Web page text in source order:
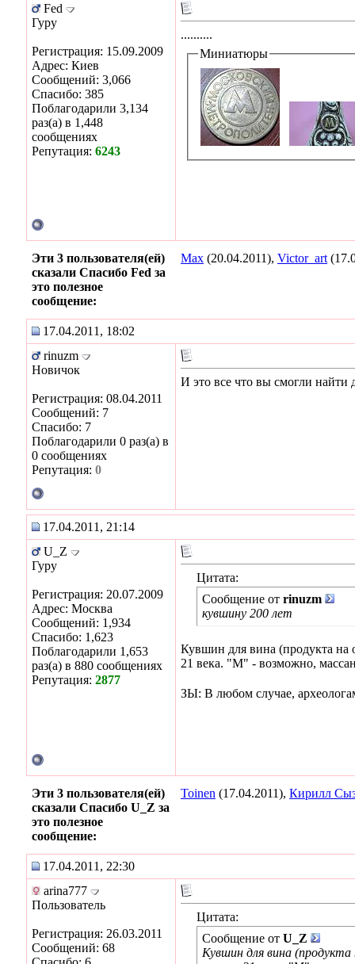
Fed
Гуру
Регистрация: 15.09.2009
Адрес: Киев
Сообщений: 3,066
Спасибо: 385
Поблагодарили 3,134
раз(а) в 1,448
сообщениях
Репутация: 6243
..........
Миниатюры
Эти 3 пользователя(ей)
сказали Спасибо Fed за
это полезное
сообщение:
Max (20.04.2011), Victor_art
17.04.2011, 18:02
rinuzm
Новичок
Регистрация: 08.04.2011
Сообщений: 7
Спасибо: 7
Поблагодарили 0 раз(а) в
0 сообщениях
Репутация: 0
И это все что вы смогли найти
17.04.2011, 21:14
U_Z
Гуру
Регистрация: 20.07.2009
Адрес: Москва
Сообщений: 1,934
Спасибо: 1,623
Поблагодарили 1,653
раз(а) в 880 сообщениях
Репутация: 2877
Цитата:
Сообщение от rinuzm
кувшину 200 лет
Кувшин для вина (продукта на
21 века. "М" - возможно,
ЗЫ: В любом случае,
Эти 3 пользователя(ей)
сказали Спасибо U_Z за
это полезное
сообщение:
Toinen (17.04.2011), Кирилл
17.04.2011, 22:30
arina777
Пользователь
Регистрация: 26.03.2011
Сообщений: 68
Цитата:
Сообщение от U_Z
Кувшин для вина (продукта